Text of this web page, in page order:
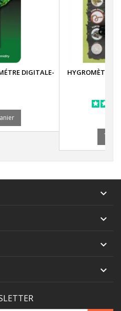
DIGITALE-
HYGROMÈTRE




